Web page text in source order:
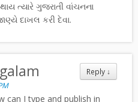
ત્યારે ગુજરાતી વાંચનના
દાખલ કરી દેવા.
Reply ↓
can I type and publish in